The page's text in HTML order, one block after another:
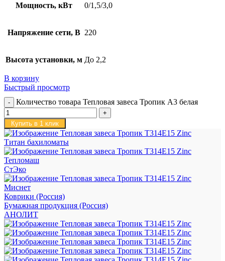
Мощность, кВт 0/1,5/3,0
Напряжение сети, В 220
Высота установки, м До 2,2
В корзину
Быстрый просмотр
Количество товара Тепловая завеса Тропик А3 белая
Купить в 1 клик
Титан бахиломаты
Тепломаш
СтЭко
Миснет
Коврики (Россия)
Бумажная продукция (Россия)
АНОЛИТ